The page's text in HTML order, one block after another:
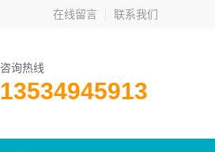
在线留言 联系我们
咨询热线
13534945913